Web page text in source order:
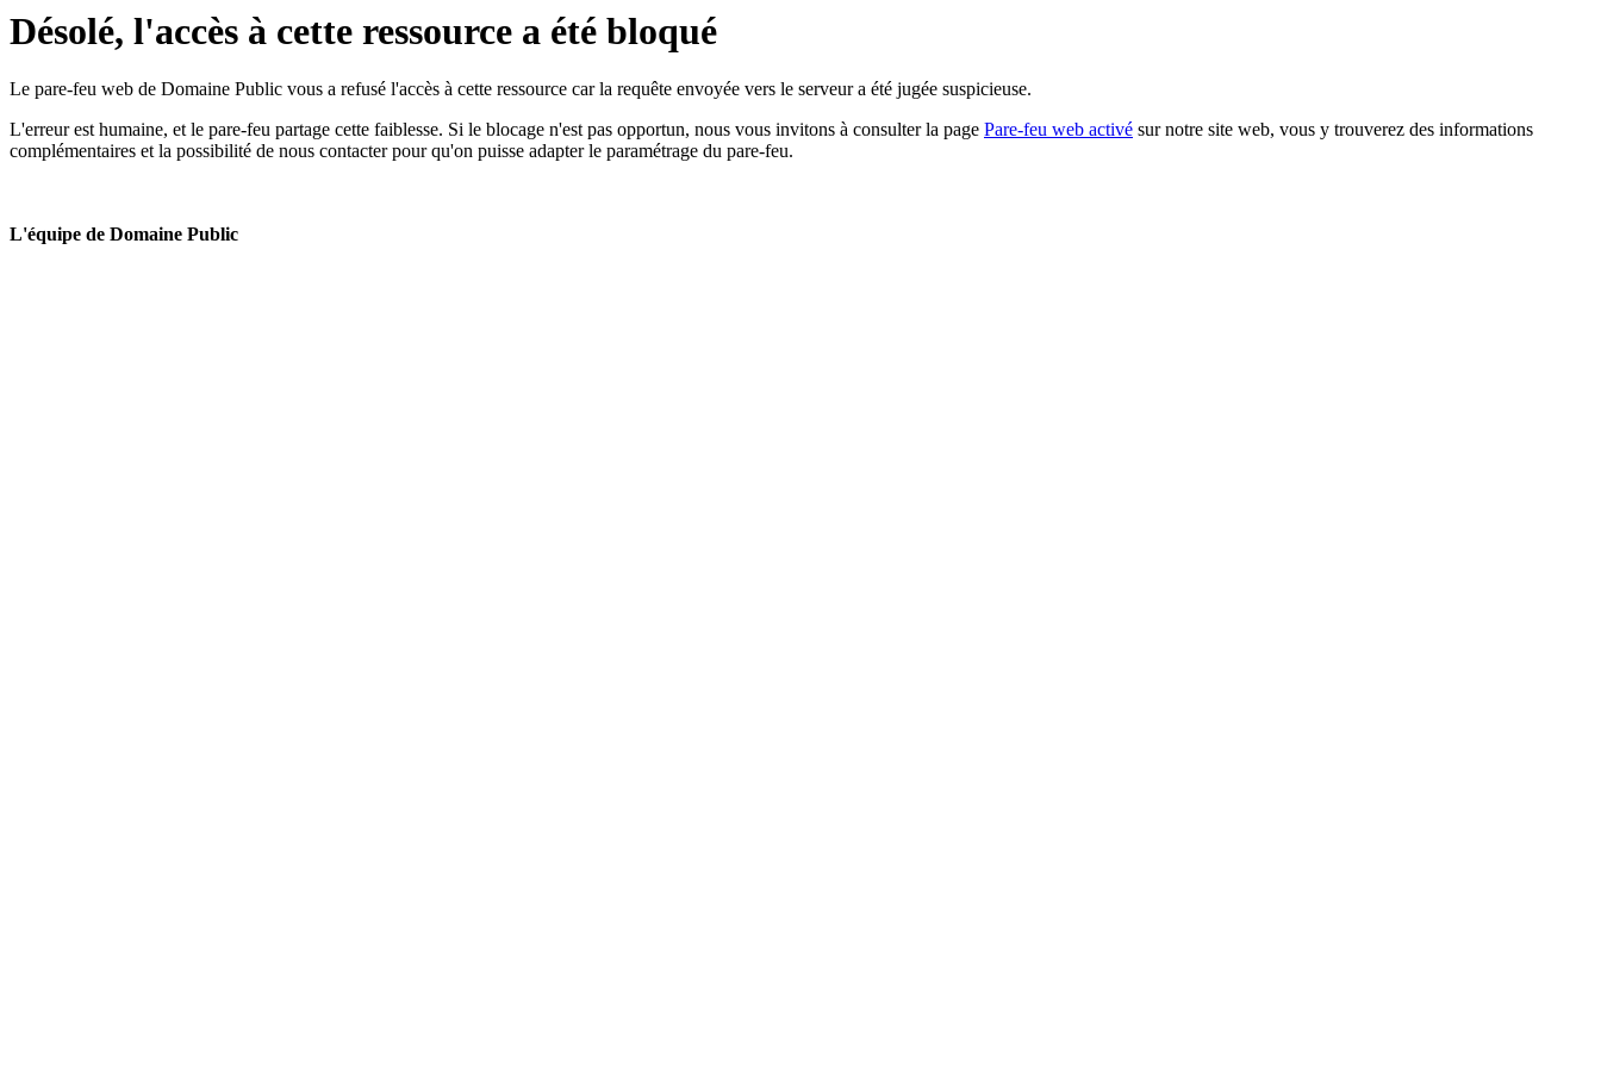
Désolé, l'accès à cette ressource a été bloqué
Le pare-feu web de Domaine Public vous a refusé l'accès à cette ressource car la requête envoyée vers le serveur a été jugée suspicieuse.
L'erreur est humaine, et le pare-feu partage cette faiblesse. Si le blocage n'est pas opportun, nous vous invitons à consulter la page Pare-feu web activé sur notre site web, vous y trouverez des informations
complémentaires et la possibilité de nous contacter pour qu'on puisse adapter le paramétrage du pare-feu.
L'équipe de Domaine Public